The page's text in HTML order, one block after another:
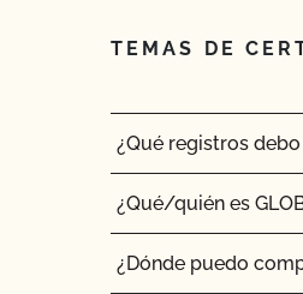
¿El uso del sello
dinero?
¿Cómo y con qué
Actualizaciones
TEMAS DE
sustratos para
tratamientos
¿Qué registros
¿Qué/quién es
¿Dónde puedo